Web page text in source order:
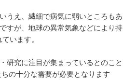
うえ、繊細で病気に弱いところもあ
すが、地球の異常気象などにより持
います。
研究に注目が集まっているとのこと
の十分な需要が必要となります